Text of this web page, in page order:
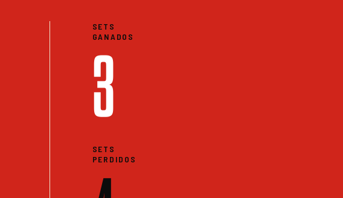
SETS
GANADOS
3
SETS
PERDIDOS